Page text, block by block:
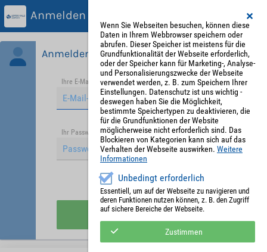
Anmelden
Anmelden
Ihre E-Mail-Adresse *
Passwort vergessen?
Ihr Passwort *
Angemeldet bleiben
Anmelden
Wenn Sie Webseiten besuchen, können diese
Daten in Ihrem Webbrowser speichern oder
abrufen. Dieser Speicher ist meistens für die
Grundfunktionalität der Webseite erforderlich,
oder der Speicher kann für Marketing-, Analyse-
und Personalisierungszwecke der Webseite
verwendet werden, z. B. zum Speichern Ihrer
Einstellungen. Datenschutz ist uns wichtig -
deswegen haben Sie die Möglichkeit,
bestimmte Speichertypen zu deaktivieren, die
für die Grundfunktionen der Website
möglicherweise nicht erforderlich sind. Das
Blockieren von Kategorien kann sich auf das
Verhalten der Webseite auswirken. Weitere
Informationen
Unbedingt erforderlich
Essentiell, um auf der Webseite zu navigieren und
deren Funktionen nutzen können, z. B. den Zugriff
auf sichere Bereiche der Webseite.
Zustimmen